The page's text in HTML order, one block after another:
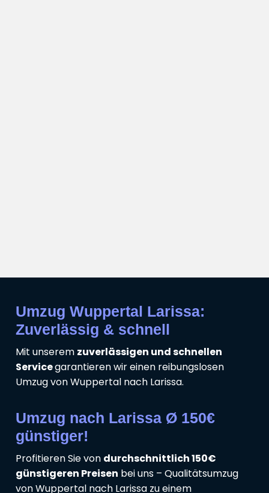
Umzug Wuppertal Larissa:
Zuverlässig & schnell
Mit unserem zuverlässigen und schnellen
Servicegarantieren wir einen reibungslosen
Umzug von Wuppertal nach Larissa.
Umzug nach Larissa Ø 150€
günstiger!
Profitieren Sie von durchschnittlich 150€
günstigeren Preisen bei uns – Qualitätsumzug
von Wuppertal nach Larissa zu einem